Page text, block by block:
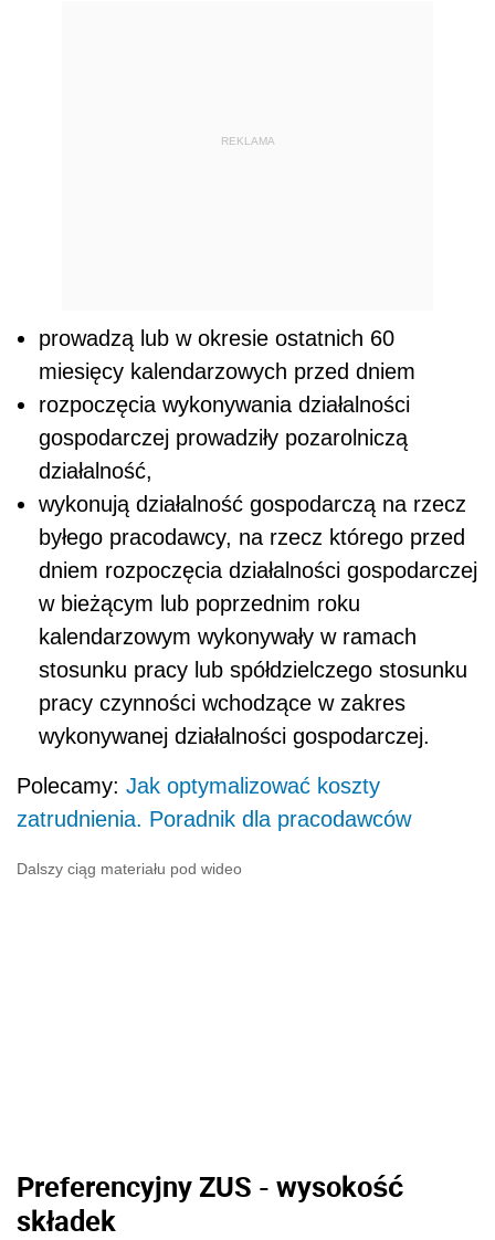
REKLAMA
prowadzą lub w okresie ostatnich 60
miesięcy kalendarzowych przed dniem
rozpoczęcia wykonywania działalności
gospodarczej prowadziły pozarolniczą
działalność,
wykonują działalność gospodarczą na rzecz
byłego pracodawcy, na rzecz którego przed
dniem rozpoczęcia działalności gospodarczej
w bieżącym lub poprzednim roku
kalendarzowym wykonywały w ramach
stosunku pracy lub spółdzielczego stosunku
pracy czynności wchodzące w zakres
wykonywanej działalności gospodarczej.
Polecamy: Jak optymalizować koszty
zatrudnienia. Poradnik dla pracodawców
Dalszy ciąg materiału pod wideo
Preferencyjny ZUS - wysokość
składek